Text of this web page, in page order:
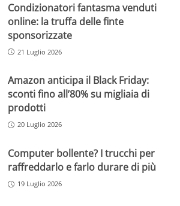
Condizionatori fantasma venduti
online: la truffa delle finte
sponsorizzate
21 Luglio 2026
Amazon anticipa il Black Friday:
sconti fino all’80% su migliaia di
prodotti
20 Luglio 2026
Computer bollente? I trucchi per
raffreddarlo e farlo durare di più
19 Luglio 2026